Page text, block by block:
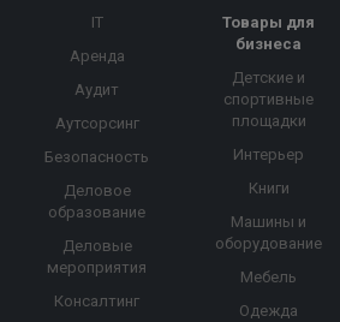
IT
Аренда
Аудит
Аутсорсинг
Безопасность
Деловое
образование
Деловые
мероприятия
Консалтинг
Товары для
бизнеса
Детские и
спортивные
площадки
Интерьер
Книги
Машины и
оборудование
Мебель
Одежда